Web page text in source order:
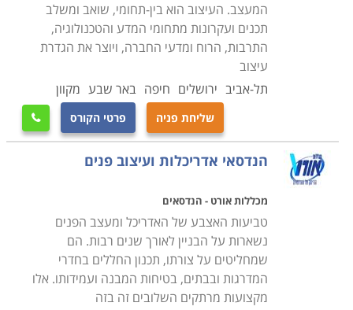
מאפשר המחשה יעילה ומרשימה ללקוח, תוך שימוש
בטכנולוגיה מתקדמת המדמה את העיצוב באופן זהה כמעט
לעיצוב בפועל ולרעיון אותו שואף מעצב הפנים להביע.
הזדמנויות תעסוקה בתחום
כמעט כל משרד אדריכלים, מהנדסי בניין או משרד עיצוב
זקוק לשירותי מעצב פנים מקצועי. כל קורס שמכבד את
עצמו יוציא את בוגריו לדרכם המקצועית שהם מצויידים
בתיק עבודות עשיר, כדי שישמש כרטיס כניסה ופתח
למקומות העבודה. עם זאת, ניתן לעבוד גם כעצמאים
ולבנות באופן איטי ומסודר קהל לקוחות שילך ויגדל מפה
לאוזן, עד למיצובו בשוק כמשרד עיצוב פנים מקצועי
המעצב. העיצוב הוא בין-תחומי, שואב ומשלב
תכנים ועקרונות מתחומי המדע והטכנולוגיה,
התרבות, הרוח ומדעי החברה, ויוצר את הגדרת
עיצוב
תל-אביב ירושלים חיפה באר שבע מקוון
שליחת פניה פרטי הקורס 
הנדסאי אדריכלות ועיצוב פנים
מכללות אורט - הנדסאים
טביעות האצבע של האדריכל ומעצב הפנים
נשארות על הבניין לאורך שנים רבות. הם
שמחליטים על צורתו, תכנון החללים בחדרי
המדרגות ובבתים, בטיחות המבנה ועמידותו. אלו
מקצועות מרתקים השלובים זה בזה